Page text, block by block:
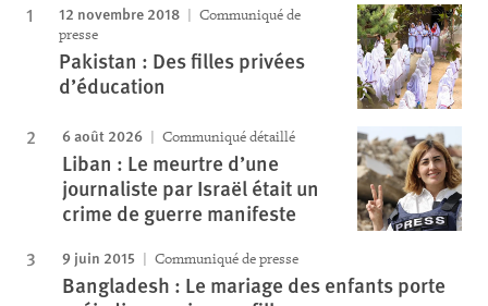
12 novembre 2018
Communiqué de
presse
Pakistan : Des filles privées
d’éducation
6 août 2026 Communiqué détaillé
Liban : Le meurtre d’une
journaliste par Israël était un
crime de guerre manifeste
9 juin 2015 Communiqué de presse
Bangladesh : Le mariage des enfants porte